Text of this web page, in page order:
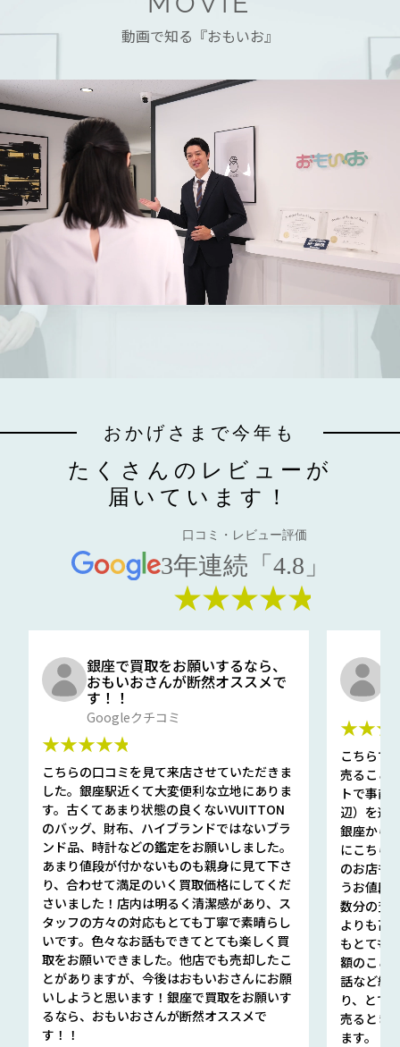
動画で知る『おもいお』
おかげさまで今年も
たくさんのレビューが
届いています！
口コミ・レビュー評価
3年連続「4.8」
★★★★★
銀座で買取をお願いするなら、
おもいおさんが断然オススメで
す！！
Googleクチコミ
★★★★★
こちらの口コミを見て来店させていただきま
した。銀座駅近くて大変便利な立地にありま
す。古くてあまり状態の良くないVUITTON
のバッグ、財布、ハイブランドではないブラ
ンド品、時計などの鑑定をお願いしました。
あまり値段が付かないものも親身に見て下さ
り、合わせて満足のいく買取価格にしてくだ
さいました！店内は明るく清潔感があり、ス
タッフの方々の対応もとても丁寧で素晴らし
いです。色々なお話もできてとても楽しく買
取をお願いできました。他店でも売却したこ
とがありますが、今後はおもいおさんにお願
いしようと思います！銀座で買取をお願いす
るなら、おもいおさんが断然オススメで
す！！
こちらで
売ること
トで事前
辺）を選
銀座から
にこちら
のお店も
うお値段
数分の査
よりも高
もとても
額のこと
話など細
り、とて
売るとき
ます。